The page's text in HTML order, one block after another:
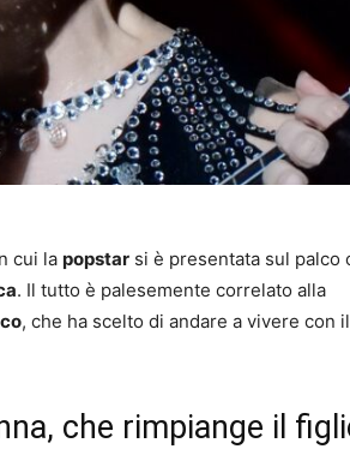
cui la popstar si è presentata sul palco
. Il tutto è palesemente correlato alla
, che ha scelto di andare a vivere con il
che rimpiange il